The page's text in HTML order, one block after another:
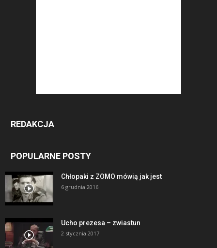
REDAKCJA
POPULARNE POSTY
Chłopaki z ZOMO mówią jak jest
6 grudnia 2016
Ucho prezesa – zwiastun
2 stycznia 2017